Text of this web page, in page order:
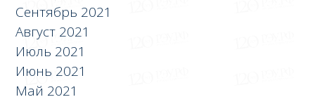
Сентябрь 2021
Август 2021
Июль 2021
Июнь 2021
Май 2021